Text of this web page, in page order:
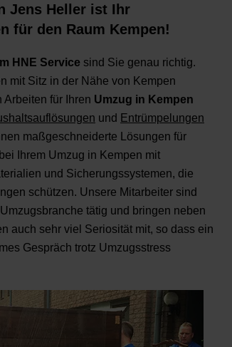
Jens Heller ist Ihr
für den Raum Kempen!
HNE Service sind Sie genau richtig.
mit Sitz in der Nähe von Kempen
für Ihren Umzug in Kempen
und Entrümpelungen
maßgeschneiderte Lösungen für
Ihrem Umzug in Kempen mit
und Sicherungssystemen, die
schützen. Unsere Mitarbeiter sind
tätig und bringen neben
auch sehr viel Seriosität mit, so dass ein
Gespräch trotz Umzugsstress